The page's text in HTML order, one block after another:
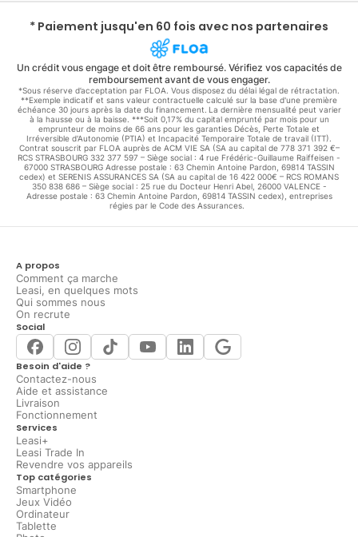
* Paiement jusqu'en 60 fois avec nos partenaires
Un crédit vous engage et doit être remboursé. Vérifiez vos capacités de
remboursement avant de vous engager.
*Sous réserve d’acceptation par FLOA. Vous disposez du délai légal de rétractation.
**Exemple indicatif et sans valeur contractuelle calculé sur la base d'une première
échéance 30 jours après la date du financement. La dernière mensualité peut varier
à la hausse ou à la baisse. ***Soit 0,17% du capital emprunté par mois pour un
emprunteur de moins de 66 ans pour les garanties Décès, Perte Totale et
Irréversible d'Autonomie (PTIA) et Incapacité Temporaire Totale de travail (ITT).
Contrat souscrit par FLOA auprès de ACM VIE SA (SA au capital de 778 371 392 €–
RCS STRASBOURG 332 377 597 – Siège social : 4 rue Frédéric-Guillaume Raiffeisen -
67000 STRASBOURG Adresse postale : 63 Chemin Antoine Pardon, 69814 TASSIN
cedex) et SERENIS ASSURANCES SA (SA au capital de 16 422 000€ – RCS ROMANS
350 838 686 – Siège social : 25 rue du Docteur Henri Abel, 26000 VALENCE -
Adresse postale : 63 Chemin Antoine Pardon, 69814 TASSIN cedex), entreprises
régies par le Code des Assurances.
A propos
Comment ça marche
Leasi, en quelques mots
Qui sommes nous
On recrute
Social
Besoin d'aide ?
Contactez-nous
Aide et assistance
Livraison
Fonctionnement
Services
Leasi+
Leasi Trade In
Revendre vos appareils
Top catégories
Smartphone
Jeux Vidéo
Ordinateur
Tablette